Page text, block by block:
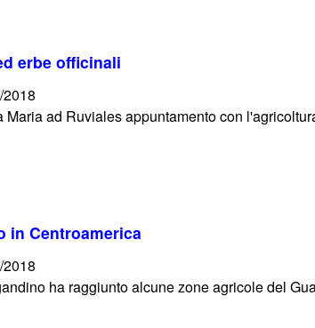
erbe officinali
Maria ad Ruviales appuntamento con
in Centroamerica
ha raggiunto alcune zone agricole del